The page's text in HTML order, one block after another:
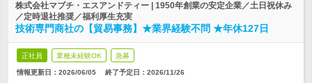
株式会社マブチ・エスアンドティー | 1950年創業の安定企業／土日祝休み
／定時退社推奨／福利厚生充実
技術専門商社の【貿易事務】★業界経験不問 ★年休127日
正社員 業種未経験OK 急募
情報更新日：2026/06/05 終了予定日： 2026/11/26